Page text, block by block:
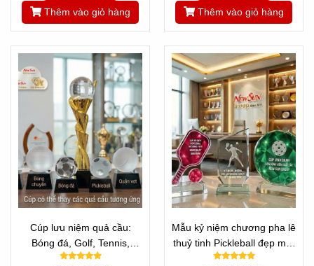
Thêm vào giỏ hàng Thêm vào giỏ hàng
Cúp lưu niệm quả cầu:
Bóng đá, Golf, Tennis,
Pickleball, Bida, Bóng rổ,
Mẫu kỷ niệm chương pha lê
thuỷ tinh Pickleball đẹp mới
(19)